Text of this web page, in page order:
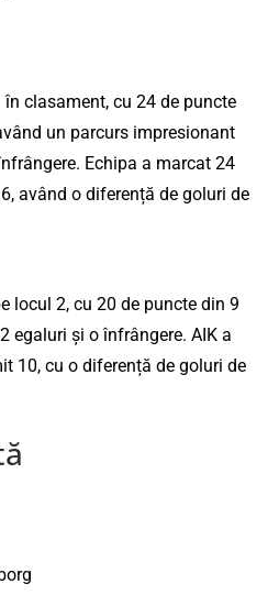
în clasament, cu 24 de puncte
un parcurs impresionant
Echipa a marcat 24
6, având o diferență de goluri de
locul 2, cu 20 de puncte din 9
2 egaluri și oînfrângere. AIK a
10, cu o diferență de goluri de